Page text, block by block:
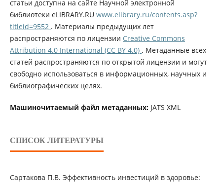
статьи доступна на сайте Научной электронной
библиотеки eLIBRARY.RU www.elibrary.ru/contents.asp?
titleid=9552 . Материалы предыдущих лет
распространяются по лицензии Creative Commons
Attribution 4.0 International (CC BY 4.0) . Метаданные всех
статей распространяются по открытой лицензии и могут
свободно использоваться в информационных, научных и
библиографических целях.
Машиночитаемый файл метаданных:JATS XML
СПИСОК ЛИТЕРАТУРЫ
Сартакова П.В. Эффективность инвестиций в здоровье: